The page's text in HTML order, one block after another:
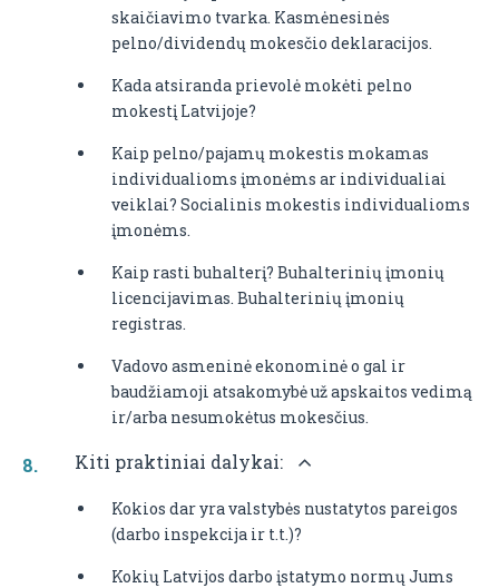
skaičiavimo tvarka. Kasmėnesinės
pelno/dividendų mokesčio deklaracijos.
Kada atsiranda prievolė mokėti pelno
mokestį Latvijoje?
Kaip pelno/pajamų mokestis mokamas
individualioms įmonėms ar individualiai
veiklai? Socialinis mokestis individualioms
įmonėms.
Kaip rasti buhalterį? Buhalterinių įmonių
licencijavimas. Buhalterinių įmonių
registras.
Vadovo asmeninė ekonominė o gal ir
baudžiamoji atsakomybė už apskaitos vedimą
ir/arba nesumokėtus mokesčius.
Kiti praktiniai dalykai:
Kokios dar yra valstybės nustatytos pareigos
(darbo inspekcija ir t.t.)?
Kokių Latvijos darbo įstatymo normų Jums